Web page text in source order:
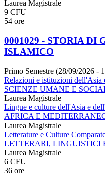
Laurea Magistrale
9 CFU
54 ore
0001029 - STORIA DI
ISLAMICO
Primo Semestre (28/09/2026 -
Relazioni e istituzioni dell'Asia
SCIENZE UMANE E
Laurea Magistrale
Lingue e culture dell'Asia e
AFRICA E
Laurea Magistrale
Letterature e Culture
LETTERARI, LINGUISTICI
Laurea Magistrale
6 CFU
36 ore